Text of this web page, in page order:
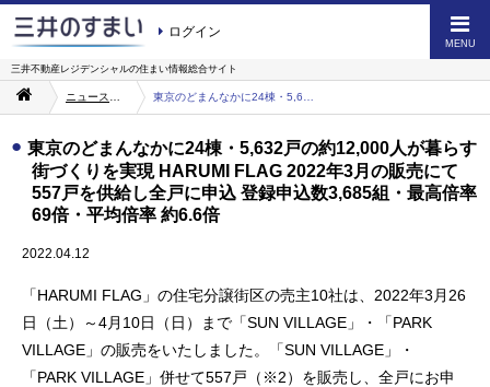
ログイン
MENU
三井不動産レジデンシャルの住まい情報総合サイト
東京のどまんなかに24棟・5,632戸の約12,000人が暮らす
街づくりを実現 HARUMI FLAG 2022年3月の販売にて
557戸を供給し全戸に申込 登録申込数3,685組・最高倍率
69倍・平均倍率 約6.6倍
2022.04.12
「HARUMI FLAG」の住宅分譲街区の売主10社は、2022年3月26
日（土）～4月10日（日）まで「SUN VILLAGE」・「PARK
VILLAGE」の販売をいたしました。「SUN VILLAGE」・
「PARK VILLAGE」併せて557戸（※2）を販売し、全戸にお申